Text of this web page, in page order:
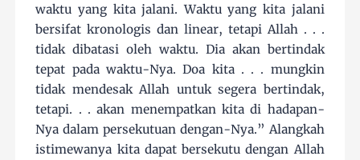
waktu yang kita jalani. Waktu yang kita jalani
bersifat kronologis dan linear, tetapi Allah . . .
tidak dibatasi oleh waktu. Dia akan bertindak
tepat pada waktu-Nya. Doa kita . . . mungkin
tidak mendesak Allah untuk segera bertindak,
tetapi. . . akan menempatkan kita di hadapan-
Nya dalam persekutuan dengan-Nya.” Alangkah
istimewanya kita dapat bersekutu dengan Allah